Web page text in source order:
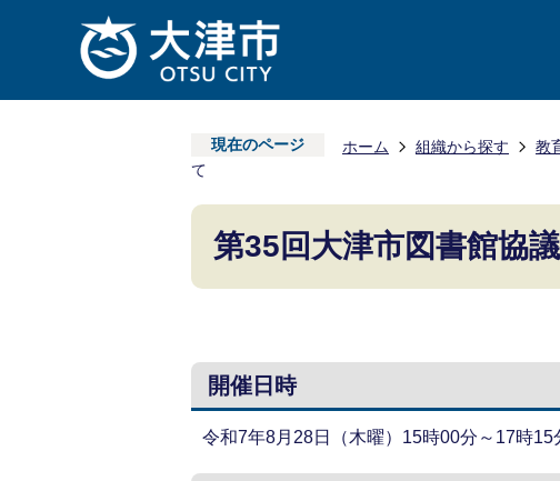
現在のページ ホーム 組織から探す 教
て
第35回大津市図書館協
開催日時
令和7年8月28日（木曜）15時00分～17時15